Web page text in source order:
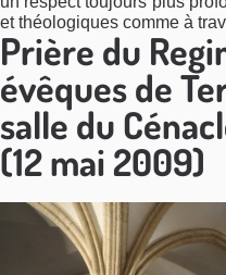
et théologiques comme à
Prière du
évêques de
salle du
(12 mai 2009)